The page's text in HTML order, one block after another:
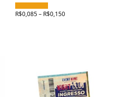
R$0,085– R$0,150